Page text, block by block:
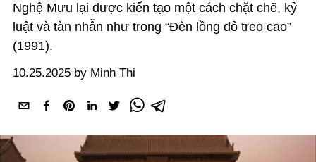
Nghệ Mưu lại được kiến tạo một cách chặt chẽ, kỷ
luật và tàn nhẫn như trong “Đèn lồng đỏ treo cao”
(1991).
10.25.2025 by Minh Thi